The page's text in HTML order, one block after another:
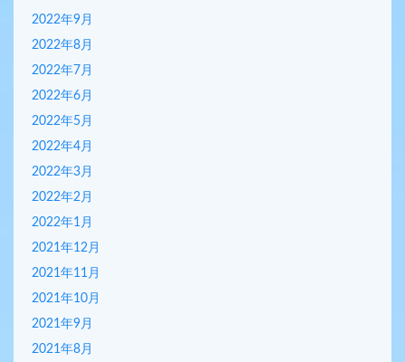
2022年9月
2022年8月
2022年7月
2022年6月
2022年5月
2022年4月
2022年3月
2022年2月
2022年1月
2021年12月
2021年11月
2021年10月
2021年9月
2021年8月